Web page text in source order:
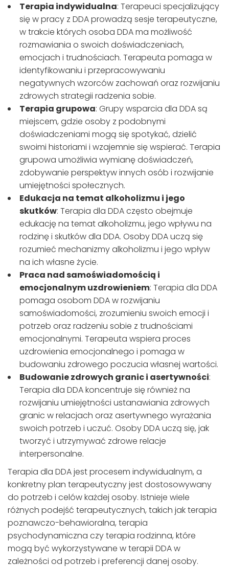
Terapia indywidualna: Terapeuci specjalizujący
się w pracy z DDA prowadzą sesje terapeutyczne,
w trakcie których osoba DDA ma możliwość
rozmawiania o swoich doświadczeniach,
emocjach i trudnościach. Terapeuta pomaga w
identyfikowaniu i przepracowywaniu
negatywnych wzorców zachowań oraz rozwijaniu
zdrowych strategii radzenia sobie.
Terapia grupowa: Grupy wsparcia dla DDA są
miejscem, gdzie osoby z podobnymi
doświadczeniami mogą się spotykać, dzielić
swoimi historiami i wzajemnie się wspierać. Terapia
grupowa umożliwia wymianę doświadczeń,
zdobywanie perspektyw innych osób i rozwijanie
umiejętności społecznych.
Edukacja na temat alkoholizmu i jego
skutków: Terapia dla DDA często obejmuje
edukację na temat alkoholizmu, jego wpływu na
rodzinę i skutków dla DDA. Osoby DDA uczą się
rozumieć mechanizmy alkoholizmu i jego wpływ
na ich własne życie.
Praca nad samoświadomością i
emocjonalnym uzdrowieniem: Terapia dla DDA
pomaga osobom DDA w rozwijaniu
samoświadomości, zrozumieniu swoich emocji i
potrzeb oraz radzeniu sobie z trudnościami
emocjonalnymi. Terapeuta wspiera proces
uzdrowienia emocjonalnego i pomaga w
budowaniu zdrowego poczucia własnej wartości.
Budowanie zdrowych granic i asertywności:
Terapia dla DDA koncentruje się również na
rozwijaniu umiejętności ustanawiania zdrowych
granic w relacjach oraz asertywnego wyrażania
swoich potrzeb i uczuć. Osoby DDA uczą się, jak
tworzyć i utrzymywać zdrowe relacje
interpersonalne.
Terapia dla DDA jest procesem indywidualnym, a
konkretny plan terapeutyczny jest dostosowywany
do potrzeb i celów każdej osoby. Istnieje wiele
różnych podejść terapeutycznych, takich jak terapia
poznawczo-behawioralna, terapia
psychodynamiczna czy terapia rodzinna, które
mogą być wykorzystywane w terapii DDA w
zależności od potrzeb i preferencji danej osoby.